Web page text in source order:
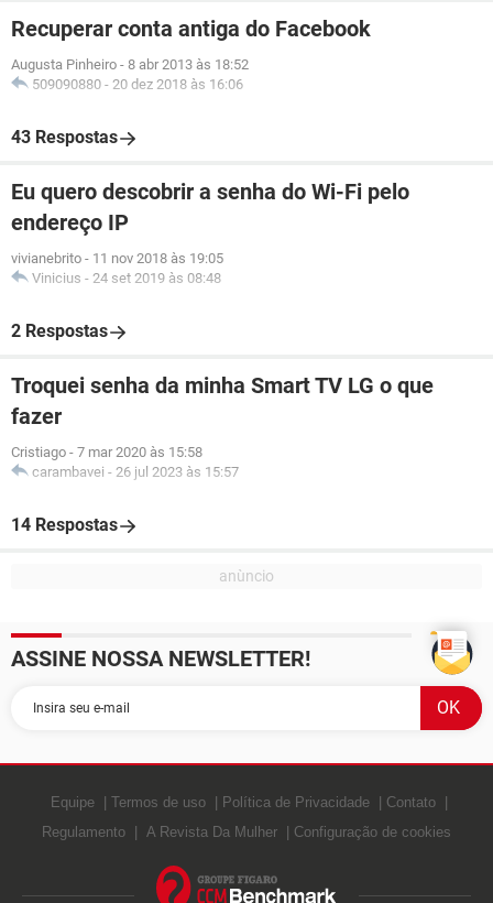
Recuperar conta antiga do Facebook
Augusta Pinheiro - 8 abr 2013 às 18:52
509090880 - 20 dez 2018 às 16:06
43 Respostas
Eu quero descobrir a senha do Wi-Fi pelo
endereço IP
vivianebrito - 11 nov 2018 às 19:05
Vinicius - 24 set 2019 às 08:48
2 Respostas
Troquei senha da minha Smart TV LG o que
fazer
Cristiago - 7 mar 2020 às 15:58
carambavei - 26 jul 2023 às 15:57
14 Respostas
ASSINE NOSSA NEWSLETTER!
Equipe Termos de uso Política de Privacidade
Contato
Regulamento
A Revista Da Mulher Configuração de cookies